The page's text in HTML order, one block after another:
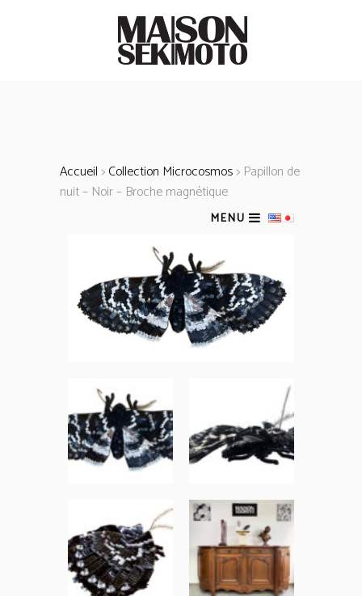
MENU
Accueil >Collection Microcosmos> Papillon de
nuit – Noir – Broche magnétique